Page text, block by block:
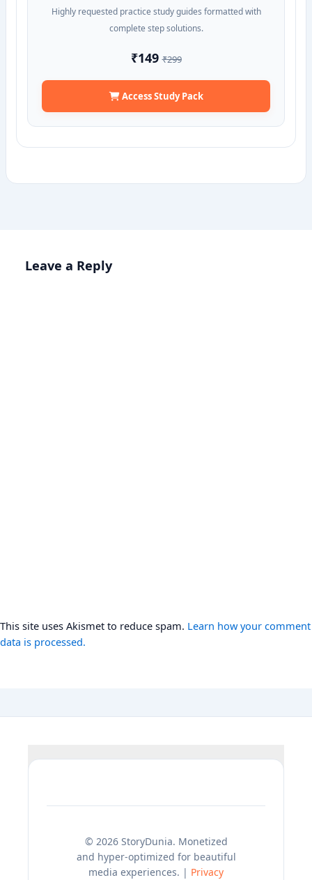
Highly requested practice study guides formatted with
complete step solutions.
₹149₹299
Access Study Pack
Leave a Reply
This site uses Akismet to reduce spam. Learn how your comment
data is processed.
© 2026 StoryDunia. Monetized
and hyper-optimized for beautiful
media experiences. | Privacy